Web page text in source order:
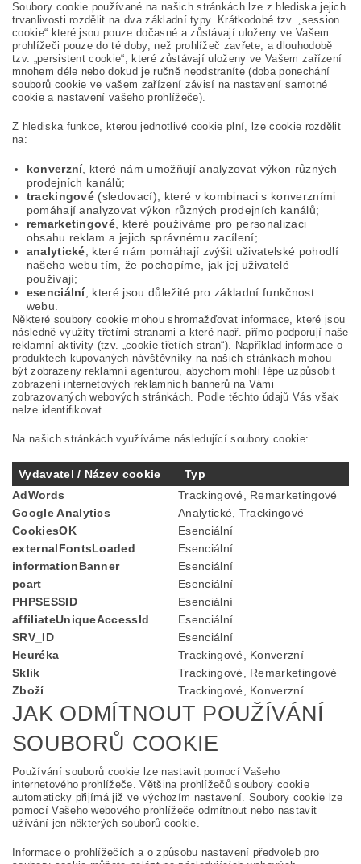
Soubory cookie používané na našich stránkách lze z hlediska jejich
trvanlivosti rozdělit na dva základní typy. Krátkodobé tzv. „session
cookie“ které jsou pouze dočasné a zůstávají uloženy ve Vašem
prohlížeči pouze do té doby, než prohlížeč zavřete, a dlouhodobě
tzv. „persistent cookie“, které zůstávají uloženy ve Vašem zařízení
mnohem déle nebo dokud je ručně neodstraníte (doba ponechání
souborů cookie ve vašem zařízení závisí na nastavení samotné
cookie a nastavení vašeho prohlížeče).
Z hlediska funkce, kterou jednotlivé cookie plní, lze cookie rozdělit
na:
konverzní, které nám umožňují analyzovat výkon různých
prodejních kanálů;
trackingové (sledovací), které v kombinaci s konverzními
pomáhají analyzovat výkon různých prodejních kanálů;
remarketingové , které používáme pro personalizaci
obsahu reklam a jejich správnému zacílení;
analytické , které nám pomáhají zvýšit uživatelské pohodlí
našeho webu tím, že pochopíme, jak jej uživatelé
používají;
esenciální, které jsou důležité pro základní funkčnost
webu.
Některé soubory cookie mohou shromažďovat informace, které jsou
následně využity třetími stranami a které např. přímo podporují naše
reklamní aktivity (tzv. „cookie třetích stran“). Například informace o
produktech kupovaných návštěvníky na našich stránkách mohou
být zobrazeny reklamní agenturou, abychom mohli lépe uzpůsobit
zobrazení internetových reklamních bannerů na Vámi
zobrazovaných webových stránkách. Podle těchto údajů Vás však
nelze identifikovat.
Na našich stránkách využíváme následující soubory cookie:
Vydavatel / Název cookie
Typ
AdWords
Trackingové, Remarketingové
Google Analytics
Analytické, Trackingové
CookiesOK
Esenciální
externalFontsLoaded
Esenciální
informationBanner
Esenciální
pcart
Esenciální
PHPSESSID
Esenciální
affiliateUniqueAccessId
Esenciální
SRV_ID
Esenciální
Heuréka
Trackingové, Konverzní
Sklik
Trackingové, Remarketingové
Zboží
Trackingové, Konverzní
JAK ODMÍTNOUT POUŽÍVÁNÍ
SOUBORŮ COOKIE
Používání souborů cookie lze nastavit pomocí Vašeho
internetového prohlížeče. Většina prohlížečů soubory cookie
automaticky přijímá již ve výchozím nastavení. Soubory cookie lze
pomocí Vašeho webového prohlížeče odmítnout nebo nastavit
užívání jen některých souborů cookie.
Informace o prohlížečích a o způsobu nastavení předvoleb pro